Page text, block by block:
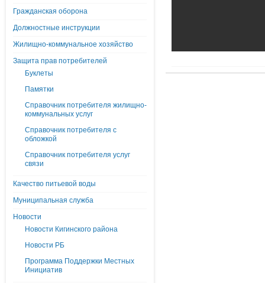
Гражданская оборона
Должностные инструкции
Жилищно-коммунальное хозяйство
Защита прав потребителей
Буклеты
Памятки
Справочник потребителя жилищно-
коммунальных услуг
Справочник потребителя с
обложкой
Справочник потребителя услуг
связи
Качество питьевой воды
Муниципальная служба
Новости
Новости Кигинского района
Новости РБ
Программа Поддержки Местных
Инициатив